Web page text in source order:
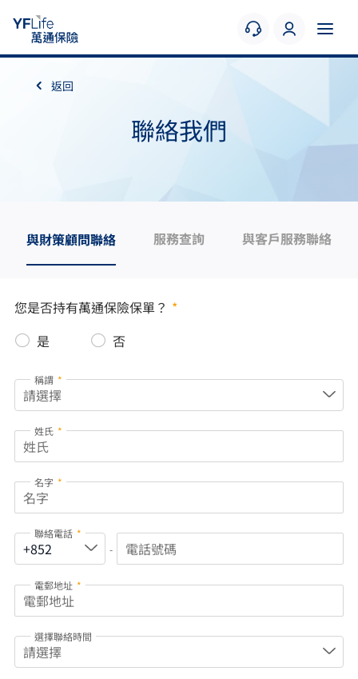
返回
聯絡我們
與財策顧問聯絡 服務查詢 與客戶服務聯絡
您是否持有萬通保險保單？ *
是
否
稱謂 *
姓氏 *
名字 *
聯絡電話 *
-
電郵地址 *
選擇聯絡時間